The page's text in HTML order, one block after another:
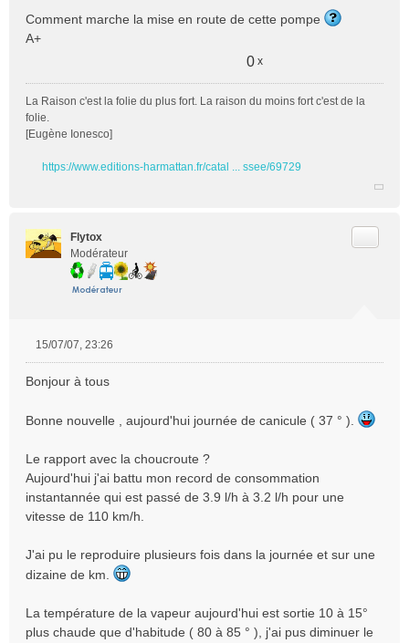
Comment marche la mise en route de cette pompe
A+
0 x
La Raison c'est la folie du plus fort. La raison du moins fort c'est de la
folie.
[Eugène Ionesco]
https://www.editions-harmattan.fr/catal ... ssee/69729
Flytox
Modérateur
s
a
e
o
n
l
15/07/07, 23:26
Bonjour à tous
Bonne nouvelle , aujourd'hui journée de canicule ( 37 ° ).
Le rapport avec la choucroute ?
Aujourd'hui j'ai battu mon record de consommation
instantannée qui est passé de 3.9 l/h à 3.2 l/h pour une
vitesse de 110 km/h.
J'ai pu le reproduire plusieurs fois dans la journée et sur une
dizaine de km.
La température de la vapeur aujourd'hui est sortie 10 à 15°
plus chaude que d'habitude ( 80 à 85 ° ), j'ai pus diminuer le